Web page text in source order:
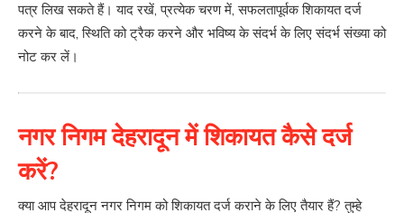
पत्र लिख सकते हैं। याद रखें, प्रत्येक चरण में, सफलतापूर्वक शिकायत दर्ज
करने के बाद, स्थिति को ट्रैक करने और भविष्य के संदर्भ के लिए संदर्भ संख्या को
नोट कर लें।
नगर निगम देहरादून में शिकायत कैसे दर्ज
करें?
क्या आप देहरादून नगर निगम को शिकायत दर्ज कराने के लिए तैयार हैं? तुम्हे